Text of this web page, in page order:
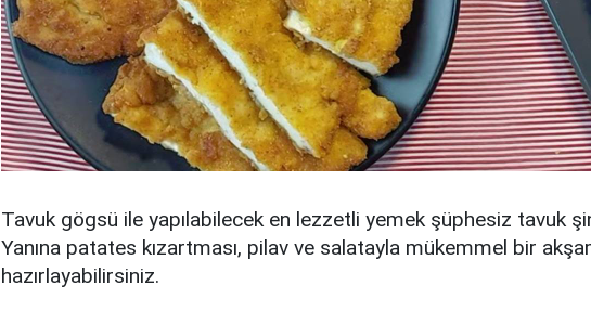
Tavuk gögsü ile yapılabilecek en lezzetli yemek şüphesiz tavuk
Yanına patates kızartması, pilav ve salatayla mükemmel bir
hazırlayabilirsiniz.